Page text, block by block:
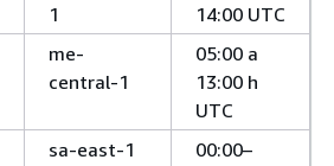
1
14:00 UTC
me-
central-1
05:00 a
13:00 h
UTC
sa-east-1
00:00–